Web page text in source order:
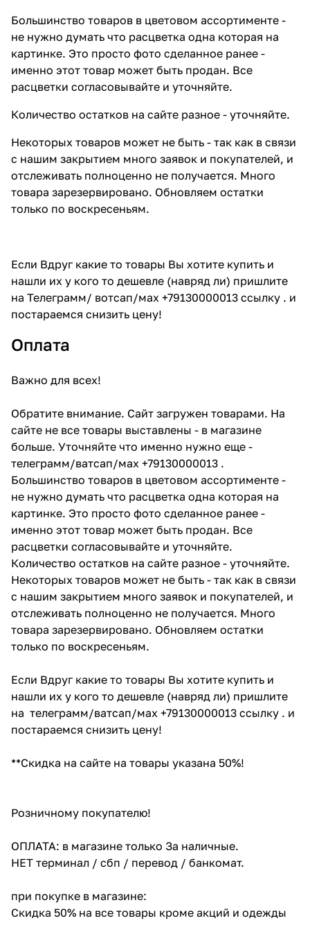
Большинство товаров в цветовом ассортименте -
не нужно думать что расцветка одна которая на
картинке. Это просто фото сделанное ранее -
именно этот товар может быть продан. Все
расцветки согласовывайте и уточняйте.
Количество остатков на сайте разное - уточняйте.
Некоторых товаров может не быть - так как в связи
с нашим закрытием много заявок и покупателей, и
отслеживать полноценно не получается. Много
товара зарезервировано. Обновляем остатки
только по воскресеньям.
Если Вдруг какие то товары Вы хотите купить и
нашли их у кого то дешевле (навряд ли) пришлите
на Телеграмм/ вотсап/мах +79130000013 ссылку . и
постараемся снизить цену!
Оплата
Важно для всех!
Обратите внимание. Сайт загружен товарами. На
сайте не все товары выставлены - в магазине
больше. Уточняйте что именно нужно еще -
телеграмм/ватсап/мах +79130000013 .
Большинство товаров в цветовом ассортименте -
не нужно думать что расцветка одна которая на
картинке. Это просто фото сделанное ранее -
именно этот товар может быть продан. Все
расцветки согласовывайте и уточняйте.
Количество остатков на сайте разное - уточняйте.
Некоторых товаров может не быть - так как в связи
с нашим закрытием много заявок и покупателей, и
отслеживать полноценно не получается. Много
товара зарезервировано. Обновляем остатки
только по воскресеньям.
Если Вдруг какие то товары Вы хотите купить и
нашли их у кого то дешевле (навряд ли) пришлите
на телеграмм/ватсап/мах +79130000013 ссылку . и
постараемся снизить цену!
**Скидка на сайте на товары указана 50%!
Розничному покупателю!
ОПЛАТА: в магазине только За наличные.
НЕТ терминал / сбп / перевод / банкомат.
при покупке в магазине:
Скидка 50% на все товары кроме акций и одежды